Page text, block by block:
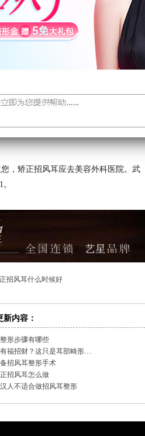
规在术后 3 - 5 天应用抗生素，术后10
，矫正招风耳应去美容外科医院。武
招风耳什么时候好
新内容：
形步骤有哪些
福招财？这只是耳部畸形…
招风耳整形手术
招风耳怎么做
人不适合做招风耳整形